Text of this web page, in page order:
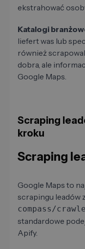
ekstrahować
Katalogi
liefert was lub
również
dobra, ale
Google Maps.
Scraping
kroku
Scraping
Google Maps to
scrapingu leadów
compass/
standardowe
Apify.